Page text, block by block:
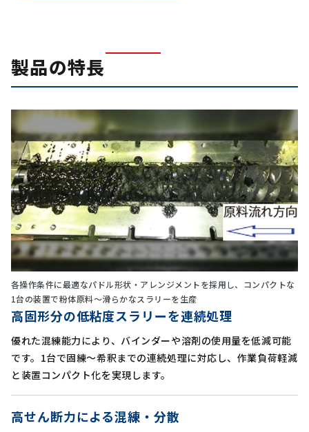
製品の特長
各操作条件に最適なパドル形状・アレンジメントを採用し、コンパクトな
1台の装置で粉体原料～滑らかなスラリーを生産
高固形分の低粘度スラリーを連続処理
優れた混練能力により、バインダーや溶剤の使用量を低減可能
です。1台で固練～希釈までの連続処理に対応し、作業負荷軽減
と装置コンパクト化を実現します。
高せん断力による混練・分散